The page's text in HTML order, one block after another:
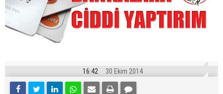
16:42 30 Ekim 2014